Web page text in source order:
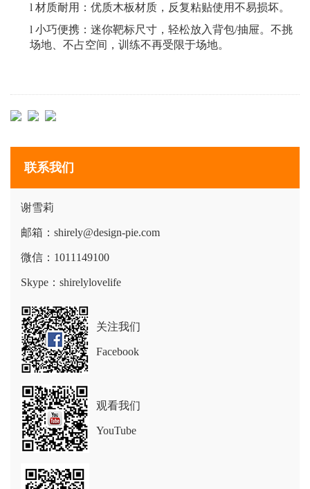
l 材质耐用：优质木板材质， 反复粘贴使用不易损坏。
l 小巧便携：迷你靶标尺寸，轻松放入背包/抽屉。不挑
场地、不占空间，训练不再受限于场地。
联系我们
谢雪莉
邮箱：shirely@design-pie.com
微信：1011149100
Skype：shirelylovelife
关注我们
Facebook
观看我们
YouTube